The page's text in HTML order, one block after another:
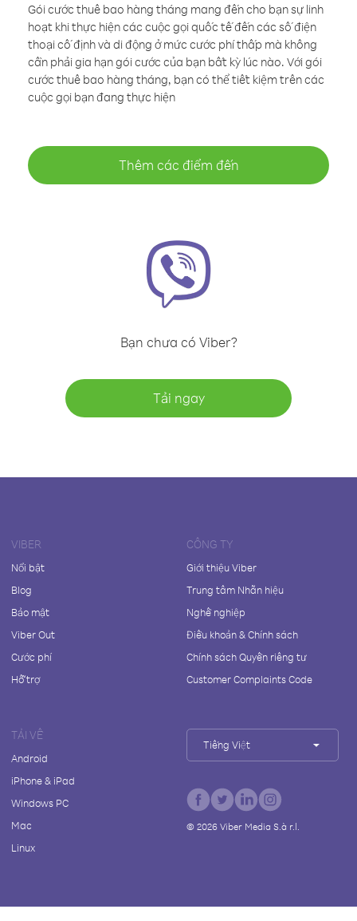
Gói cước thuê bao hàng tháng mang đến cho bạn sự linh
hoạt khi thực hiện các cuộc gọi quốc tế đến các số điện
thoại cố định và di động ở mức cước phí thấp mà không
cần phải gia hạn gói cước của bạn bất kỳ lúc nào. Với gói
cước thuê bao hàng tháng, bạn có thể tiết kiệm trên các
cuộc gọi bạn đang thực hiện
Thêm các điểm đến
Bạn chưa có Viber?
Tải ngay
VIBER
Nổi bật
Blog
Bảo mật
Viber Out
Cước phí
Hỗ trợ
CÔNG TY
Giới thiệu Viber
Trung tâm Nhãn hiệu
Nghề nghiệp
Điều khoản & Chính sách
Chính sách Quyền riêng tư
Customer Complaints Code
TẢI VỀ
Android
iPhone & iPad
Windows PC
Mac
Linux
Tiếng Việt
© 2026Viber Media S.à r.l.